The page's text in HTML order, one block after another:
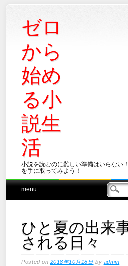
ゼロ
から
始め
る小
説生
活
小説を読むのに難しい準備はいらない
を手に取ってみよう！
Main menu
Skip
menu
ひと夏の出来
される日々
Posted on 2018年10月18日 by admin